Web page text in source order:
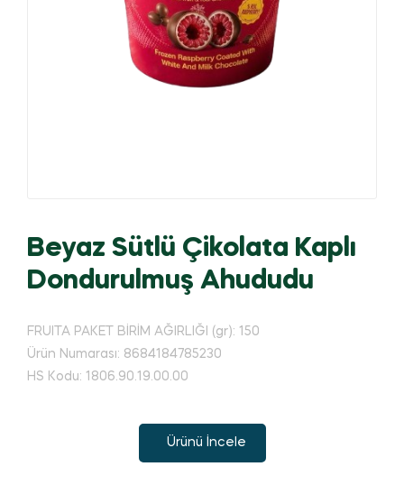
Beyaz Sütlü Çikolata Kaplı
Dondurulmuş Ahududu
FRUITA PAKET BİRİM AĞIRLIĞI (gr): 150
Ürün Numarası: 8684184785230
HS Kodu: 1806.90.19.00.00
Ürünü İncele